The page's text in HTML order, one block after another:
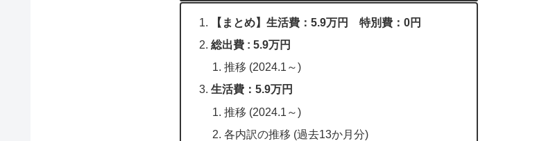
【まとめ】生活費：5.9万円 特別費：0円
総出費 : 5.9万円
推移 (2024.1～)
生活費：5.9万円
推移 (2024.1～)
各内訳の推移 (過去13か月分)